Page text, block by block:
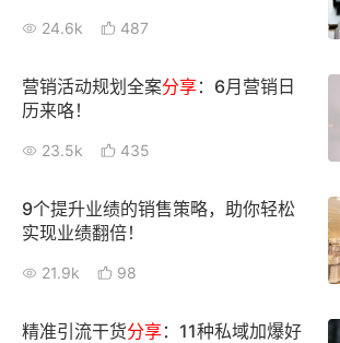
24.6k 487
营销活动规划全案分享：6月营销日
历来咯！
23.5k 435
9个提升业绩的销售策略，助你轻松
实现业绩翻倍！
21.9k 98
精准引流干货分享：11种私域加爆好